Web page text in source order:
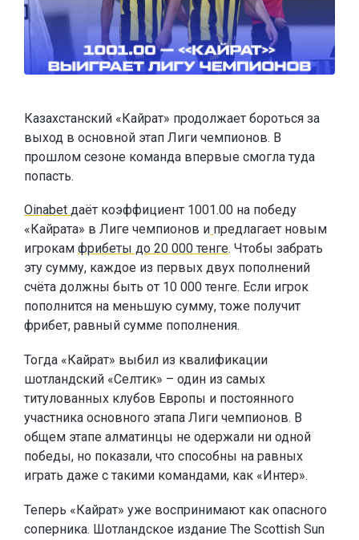
Казахстанский «Кайрат» продолжает бороться за
выход в основной этап Лиги чемпионов. В
прошлом сезоне команда впервые смогла туда
попасть.
Oinabet даёт коэффициент 1001.00 на победу
«Кайрата» в Лиге чемпионов и предлагает новым
игрокам фрибеты до 20 000 тенге. Чтобы забрать
эту сумму, каждое из первых двух пополнений
счёта должны быть от 10 000 тенге. Если игрок
пополнится на меньшую сумму, тоже получит
фрибет, равный сумме пополнения.
Тогда «Кайрат» выбил из квалификации
шотландский «Селтик» – один из самых
титулованных клубов Европы и постоянного
участника основного этапа Лиги чемпионов. В
общем этапе алматинцы не одержали ни одной
победы, но показали, что способны на равных
играть даже с такими командами, как «Интер».
Теперь «Кайрат» уже воспринимают как опасного
соперника. Шотландское издание The Scottish Sun